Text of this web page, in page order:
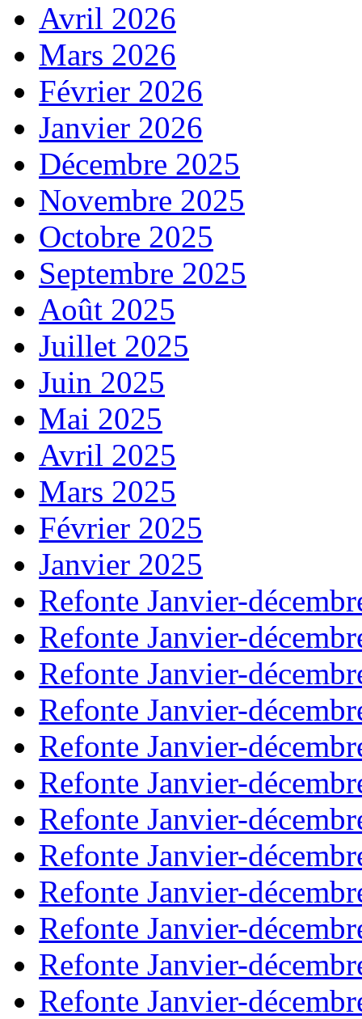
Avril 2026
Mars 2026
Février 2026
Janvier 2026
Décembre 2025
Novembre 2025
Octobre 2025
Septembre 2025
Août 2025
Juillet 2025
Juin 2025
Mai 2025
Avril 2025
Mars 2025
Février 2025
Janvier 2025
Refonte Janvier-
Refonte Janvier-
Refonte Janvier-
Refonte Janvier-
Refonte Janvier-
Refonte Janvier-
Refonte Janvier-
Refonte Janvier-
Refonte Janvier-
Refonte Janvier-
Refonte Janvier-
Refonte Janvier-